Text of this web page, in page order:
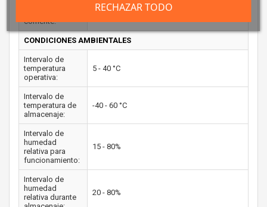
corriente:
No
CONDICIONES AMBIENTALES
Intervalo de
temperatura
operativa:
5 - 40 °C
Intervalo de
temperatura de
almacenaje:
-40 - 60 °C
Intervalo de
humedad
relativa para
funcionamiento:
15 - 80%
Intervalo de
humedad
relativa durante
20 - 80%
RECHAZAR TODO